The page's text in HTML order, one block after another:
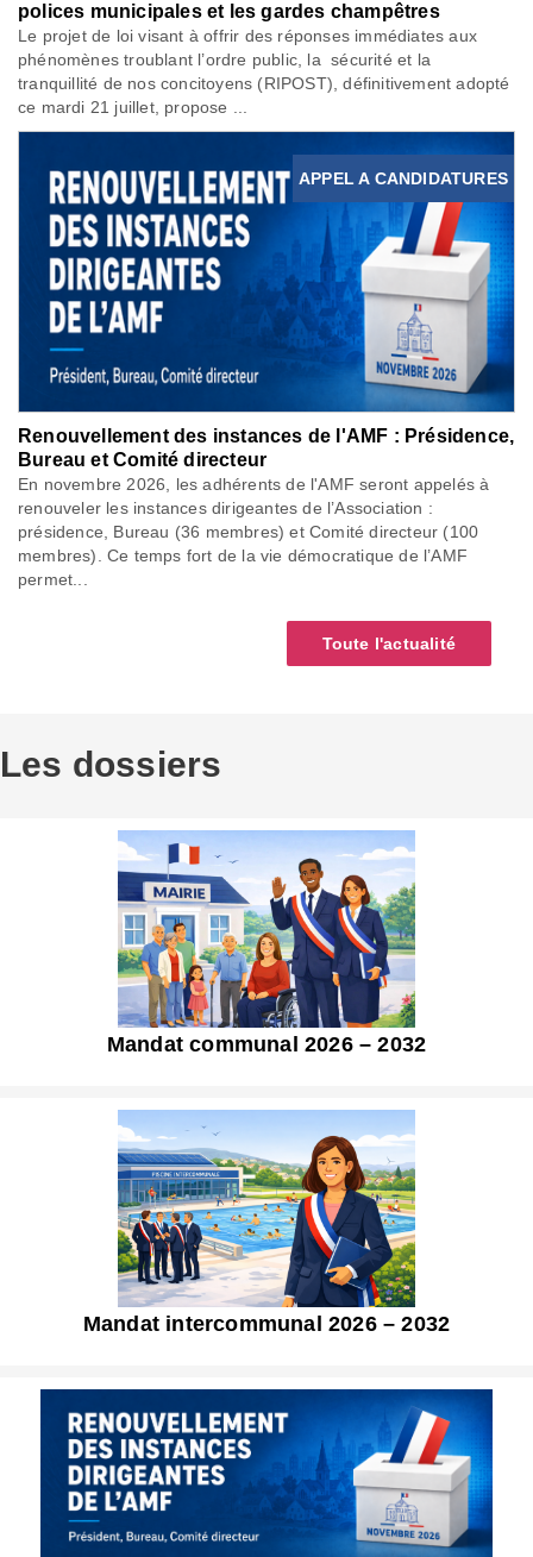
polices municipales et les gardes champêtres
Le projet de loi visant à offrir des réponses immédiates aux
phénomènes troublant l’ordre public, la sécurité et la
tranquillité de nos concitoyens (RIPOST), définitivement adopté
ce mardi 21 juillet, propose ...
APPEL A CANDIDATURES
Renouvellement des instances de l'AMF : Présidence,
Bureau et Comité directeur
En novembre 2026, les adhérents de l'AMF seront appelés à
renouveler les instances dirigeantes de l’Association :
présidence, Bureau (36 membres) et Comité directeur (100
membres). Ce temps fort de la vie démocratique de l’AMF
permet...
Toute l'actualité
Les dossiers
Mandat communal 2026 – 2032
Mandat intercommunal 2026 – 2032